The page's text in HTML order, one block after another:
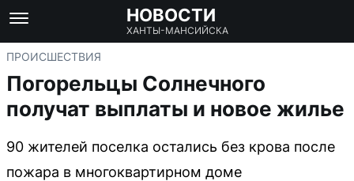
НОВОСТИ
ХАНТЫ-МАНСИЙСКА
ПРОИСШЕСТВИЯ
Погорельцы Солнечного
получат выплаты и новое жилье
90 жителей поселка остались без крова после
пожара в многоквартирном доме